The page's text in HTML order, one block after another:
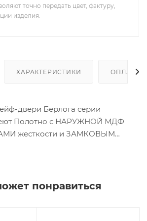
точно передать цвет, фактуру,
изделия.
ХАРАКТЕРИСТИКИ ОПЛАТА
двери Берлога серии
Полотно с НАРУЖНОЙ МДФ
жесткости и ЗАМКОВЫМ
KNAUF
понравиться